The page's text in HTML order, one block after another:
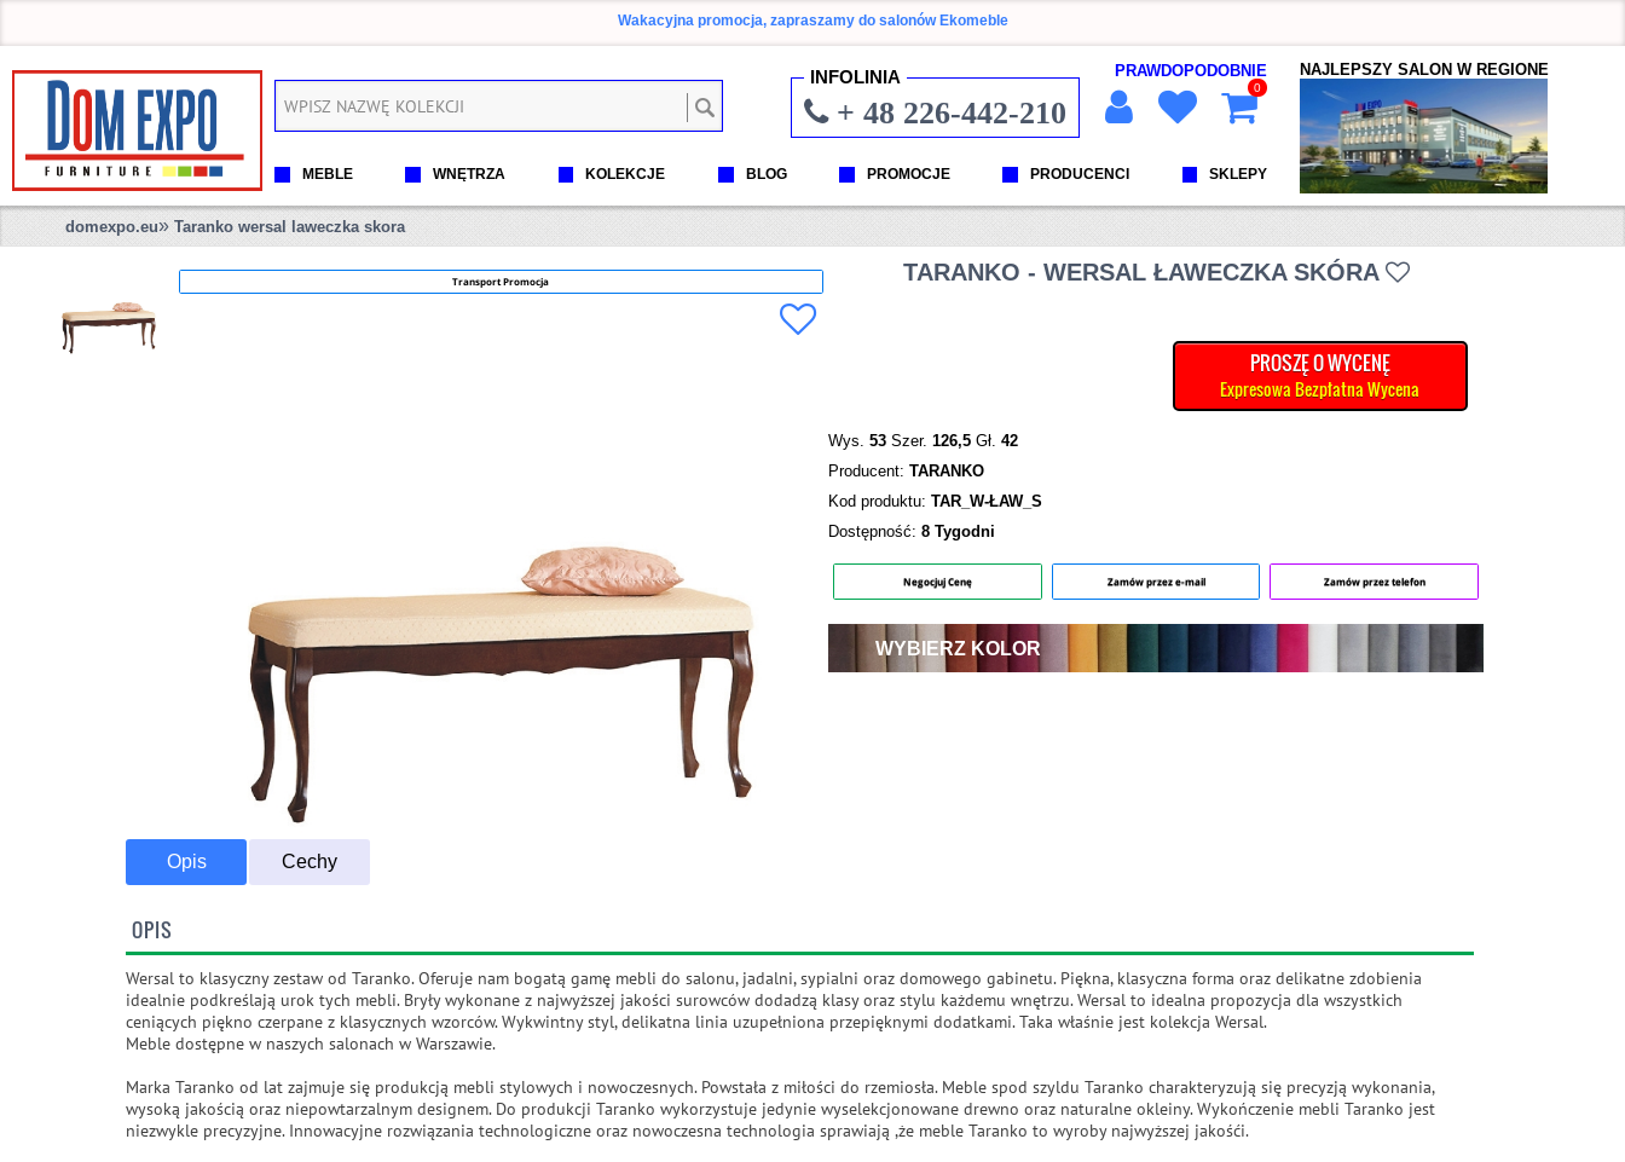
Wakacyjna promocja, zapraszamy do salonów Ekomeble
INFOLINIA
+ 48 226-442-210
PRAWDOPODOBNIE
0
MEBLE WNĘTRZA KOLEKCJE BLOG PROMOCJE PRODUCENCI SKLEPY
NAJLEPSZY SALON W REGIONE
domexpo.eu» Taranko wersal laweczka skora
Transport Promocja TARANKO - WERSAL ŁAWECZKA SKÓRA
PROSZĘ O WYCENĘ
Expresowa Bezpłatna Wycena
Wys.53 Szer.126,5 Gł.42
Producent:TARANKO
Kod produktu:TAR_W-ŁAW_S
Dostępność:8 Tygodni
Negocjuj Cenę Zamów przez e-mail Zamów przez telefon
WYBIERZ KOLOR
Opis Cechy
OPIS
Wersal to klasyczny zestaw od Taranko. Oferuje nam bogatą gamę mebli do salonu, jadalni, sypialni oraz domowego gabinetu. Piękna, klasyczna forma oraz delikatne zdobienia
idealnie podkreślają urok tych mebli. Bryły wykonane z najwyższej jakości surowców dodadzą klasy oraz stylu każdemu wnętrzu. Wersal to idealna propozycja dla wszystkich
ceniących piękno czerpane z klasycznych wzorców. Wykwintny styl, delikatna linia uzupełniona przepięknymi dodatkami. Taka właśnie jest kolekcja Wersal.
Meble dostępne w naszych salonach w Warszawie.
Marka Taranko od lat zajmuje się produkcją mebli stylowych i nowoczesnych. Powstała z miłości do rzemiosła. Meble spod szyldu Taranko charakteryzują się precyzją wykonania,
wysoką jakością oraz niepowtarzalnym designem. Do produkcji Taranko wykorzystuje jedynie wyselekcjonowane drewno oraz naturalne okleiny. Wykończenie mebli Taranko jest
niezwykle precyzyjne. Innowacyjne rozwiązania technologiczne oraz nowoczesna technologia sprawiają ,że meble Taranko to wyroby najwyższej jakośći.